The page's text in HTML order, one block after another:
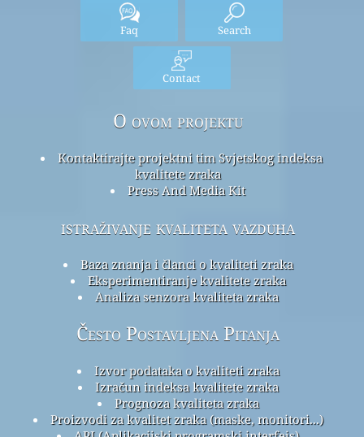
Faq Search
Contact
O ovom projektu
Kontaktirajte projektni tim Svjetskog indeksa
kvalitete zraka
Press And Media Kit
istraživanje kvaliteta vazduha
Baza znanja i članci o kvaliteti zraka
Eksperimentiranje kvalitete zraka
Analiza senzora kvaliteta zraka
Često Postavljena Pitanja
Izvor podataka o kvaliteti zraka
Izračun indeksa kvalitete zraka
Prognoza kvaliteta zraka
Proizvodi za kvalitet zraka (maske, monitori...)